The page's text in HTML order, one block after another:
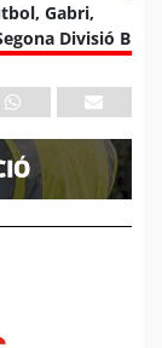
, Gabri,
Divisió B